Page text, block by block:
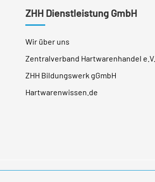
ZHH Dienstleistung GmbH
Wir über uns
Zentralverband Hartwarenhandel e.V.
ZHH Bildungswerk gGmbH
Hartwarenwissen.de